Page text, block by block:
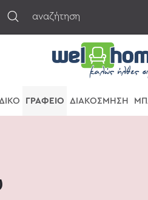
ΓΡΑΦΕΙΟ ΔΙΑΚΟΣΜΗΣΗ